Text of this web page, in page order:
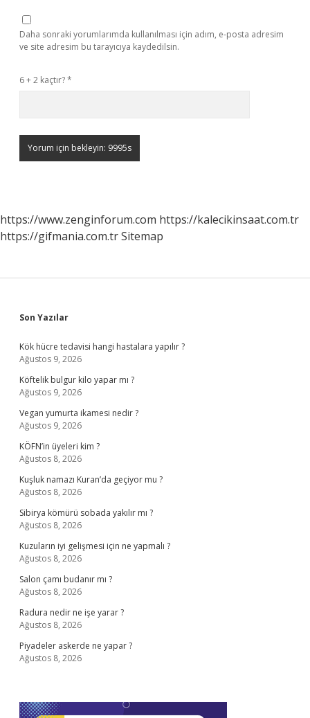
Daha sonraki yorumlarımda kullanılması için adım, e-posta adresim
ve site adresim bu tarayıcıya kaydedilsin.
6 + 2 kaçtır?*
https://www.zenginforum.com https://kalecikinsaat.com.tr
https://gifmania.com.trSitemap
Sidebar
Son Yazılar
Kök hücre tedavisi hangi hastalara yapılır ?
Ağustos 9, 2026
Köftelik bulgur kilo yapar mı ?
Ağustos 9, 2026
Vegan yumurta ikamesi nedir ?
Ağustos 9, 2026
KÖFN’in üyeleri kim ?
Ağustos 8, 2026
Kuşluk namazı Kuran’da geçiyor mu ?
Ağustos 8, 2026
Sibirya kömürü sobada yakılır mı ?
Ağustos 8, 2026
Kuzuların iyi gelişmesi için ne yapmalı ?
Ağustos 8, 2026
Salon çamı budanır mı ?
Ağustos 8, 2026
Radura nedir ne işe yarar ?
Ağustos 8, 2026
Piyadeler askerde ne yapar ?
Ağustos 8, 2026